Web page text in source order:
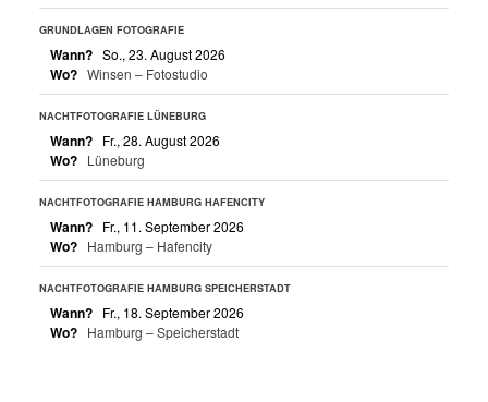
GRUNDLAGEN FOTOGRAFIE
Wann? So., 23. August 2026
Wo? Winsen – Fotostudio
NACHTFOTOGRAFIE LÜNEBURG
Wann? Fr., 28. August 2026
Wo? Lüneburg
NACHTFOTOGRAFIE HAMBURG HAFENCITY
Wann? Fr., 11. September 2026
Wo? Hamburg – Hafencity
NACHTFOTOGRAFIE HAMBURG SPEICHERSTADT
Wann? Fr., 18. September 2026
Wo? Hamburg – Speicherstadt